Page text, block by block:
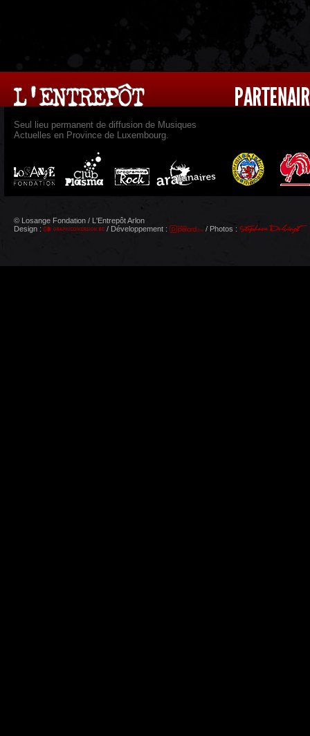
Seul lieu permanent de diffusion de Musiques
Actuelles en Province de Luxembourg.
© Losange Fondation / L'Entrepôt Arlon
Design :
/ Développement : / Photos :